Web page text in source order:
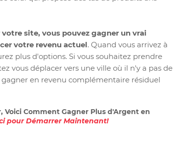
site, vous pouvez gagner un vrai
votre revenu actuel. Quand vous arrivez à
plus d'options. Si vous souhaitez prendre
vous déplacer vers une ville où il n'y a pas de
en revenu complémentaire résiduel
Voici Comment Gagner Plus d'Argent en
pour Démarrer Maintenant!